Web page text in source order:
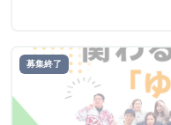
募集終了